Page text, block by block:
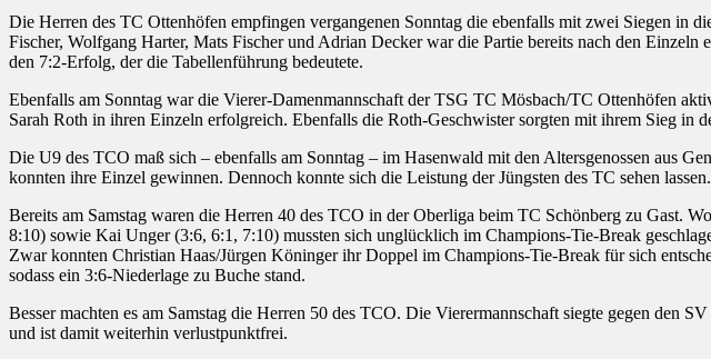
Die Herren des TC Ottenhöfen empfingen vergangenen Sonntag die ebenfalls mit zwei Siegen in
Fischer, Wolfgang Harter, Mats Fischer und Adrian Decker war die Partie bereits nach den
den 7:2-Erfolg, der die Tabellenführung bedeutete.
Ebenfalls am Sonntag war die Vierer-Damenmannschaft der TSG TC Mösbach/TC Ottenhöfen
Sarah Roth in ihren Einzeln erfolgreich. Ebenfalls die Roth-Geschwister sorgten mit ihrem Sieg in
Die U9 des TCO maß sich – ebenfalls am Sonntag – im Hasenwald mit den Altersgenossen aus
konnten ihre Einzel gewinnen. Dennoch konnte sich die Leistung der Jüngsten des TC sehen lassen.
Bereits am Samstag waren die Herren 40 des TCO in der Oberliga beim TC Schönberg zu Gast.
8:10) sowie Kai Unger (3:6, 6:1, 7:10) mussten sich unglücklich im Champions-Tie-Break
Zwar konnten Christian Haas/Jürgen Köninger ihr Doppel im Champions-Tie-Break für sich
sodass ein 3:6-Niederlage zu Buche stand.
Besser machten es am Samstag die Herren 50 des TCO. Die Vierermannschaft siegte gegen
und ist damit weiterhin verlustpunktfrei.